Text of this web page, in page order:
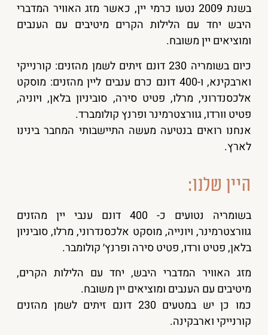
בשנת 2009 נטעו כרמי יין, כאשר מזג האוויר המדברי
היבש יחד עם הלילות הקרים מיטיבים עם הענבים
ומוציאים יין משובח.
כיום בשומריה 230 דונם זיתים לשמן מהזנים: קורנייקי
וארבקינא, ו-400 דונם כרם ענבים ליין מהזנים: מוסקט
אלכסנדרוני, מרלו, פטיט סירה, סוביניון בלאן, ויוניה,
פטיט וורדו, גוורצטרמינר ופרנץ קולומברד.
אנחנו רואים בנטיעה מעשה התיישבותי המחבר בינינו
לארץ.
היין שלנו:
בשומריה נטועים כ- 400 דונם ענבי יין מהזנים
גוורצטרמינר, ויונייה, מוסקט אלכסנדרוני, מרלו, סוביניון
בלאן, פטיט ורדו, פטיט סירה ופרנץ׳ קולומבר.
מזג האוויר המדברי היבש, יחד עם הלילות הקרים,
מיטיבים עם הענבים ומוציאים יין משובח.
כמו כן יש במטעים 230 דונם זיתים לשמן מהזנים
קורנייקי וארבקינה.